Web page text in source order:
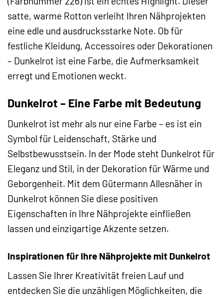
satte, warme Rotton verleiht Ihren Nähprojekten
eine edle und ausdrucksstarke Note. Ob für
festliche Kleidung, Accessoires oder Dekorationen
– Dunkelrot ist eine Farbe, die Aufmerksamkeit
erregt und Emotionen weckt.
Dunkelrot – Eine Farbe mit Bedeutung
Dunkelrot ist mehr als nur eine Farbe – es ist ein
Symbol für Leidenschaft, Stärke und
Selbstbewusstsein. In der Mode steht Dunkelrot für
Eleganz und Stil, in der Dekoration für Wärme und
Geborgenheit. Mit dem Gütermann Allesnäher in
Dunkelrot können Sie diese positiven
Eigenschaften in Ihre Nähprojekte einfließen
lassen und einzigartige Akzente setzen.
Inspirationen für Ihre Nähprojekte mit Dunkelrot
Lassen Sie Ihrer Kreativität freien Lauf und
entdecken Sie die unzähligen Möglichkeiten, die